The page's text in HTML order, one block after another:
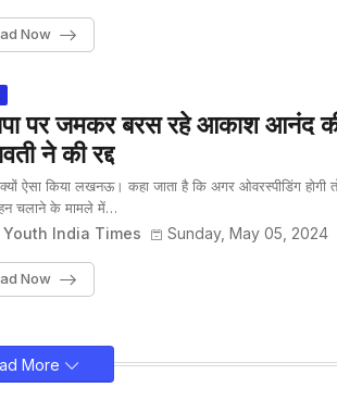
Now
पर जमकर बरस रहे आकाश आनंद
ने की रद्द
ऐसा किया लखनऊ। कहा जाता है कि अगर ओवरस्पीडिंग होगी
चलाने के मामले में…
Youth India Times Sunday, May 05, 2024
Now
More